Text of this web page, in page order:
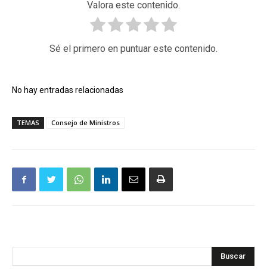
Valora este contenido.
Sé el primero en puntuar este contenido.
No hay entradas relacionadas
TEMAS Consejo de Ministros
Buscar